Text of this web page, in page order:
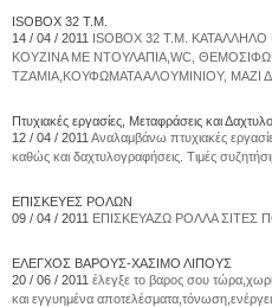
ISOBOX 32 Τ.Μ.
14 / 04 / 2011 ISOBOX 32 T.M.
ΚΟΥΖΙΝΑ ME ΝΤΟΥΛΑΠΙΑ,WC,
ΤΖΑΜΙΑ,ΚΟΥΦΩΜΑΤΑ ΑΛΟΥΜΙΝΙΟΥ, ΜΑΖΙ
Πτυχιακές εργασίες, Μεταφράσεις και
12 / 04 / 2011 Αναλαμβάνω πτυχιακές
καθώς και δαχτυλογραφήσεις. Τιμές
ΕΠΙΣΚΕΥΕΣ ΡΟΛΩΝ
09 / 04 / 2011 ΕΠΙΣΚΕΥΑΖΩ ΡΟΛΛΑ ΣΙΤΕΣ
ΕΛΕΓΧΟΣ ΒΑΡΟΥΣ-ΧΑΣΙΜΟ ΛΙΠΟΥΣ
20 / 06 / 2011 έλεγξε το βαρος σου
και εγγυημένα